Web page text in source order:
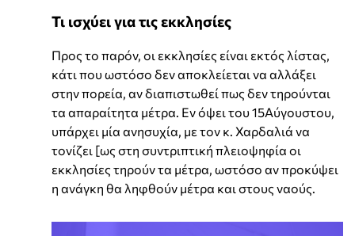
Τι ισχύει για τις εκκλησίες
Προς το παρόν, οι εκκλησίες είναι εκτός λίστας,
κάτι που ωστόσο δεν αποκλείεται να αλλάξει
στην πορεία, αν διαπιστωθεί πως δεν τηρούνται
τα απαραίτητα μέτρα. Εν όψει του 15Αύγουστου,
υπάρχει μία ανησυχία, με τον κ. Χαρδαλιά να
τονίζει [ως στη συντριπτική πλειοψηφία οι
εκκλησίες τηρούν τα μέτρα, ωστόσο αν προκύψει
η ανάγκη θα ληφθούν μέτρα και στους ναούς.